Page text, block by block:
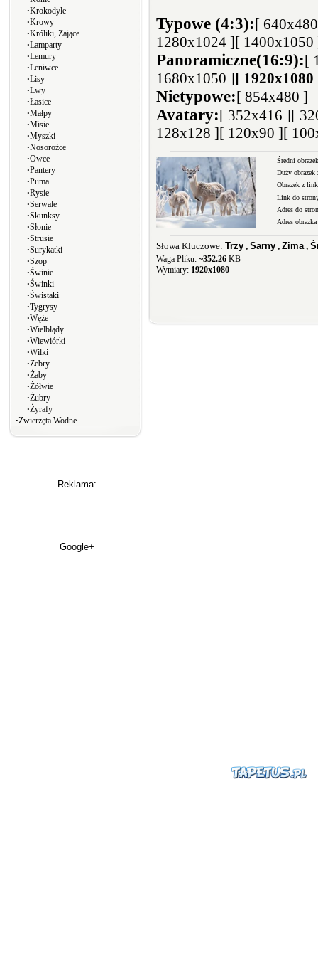
∙Krokodyle
∙Krowy
∙Króliki, Zające
∙Lamparty
∙Lemury
∙Leniwce
∙Lisy
∙Lwy
∙Łasice
∙Małpy
∙Misie
∙Myszki
∙Nosorożce
∙Owce
∙Pantery
∙Puma
∙Rysie
∙Serwale
∙Skunksy
∙Słonie
∙Strusie
∙Surykatki
∙Szop
∙Świnie
∙Świnki
∙Świstaki
∙Tygrysy
∙Węże
∙Wielbłądy
∙Wiewiórki
∙Wilki
∙Zebry
∙Żaby
∙Żółwie
∙Żubry
∙Żyrafy
∙Zwierzęta Wodne
Reklama:
Google+
Typowe (4:3):[
1280x1024 ][ 1400x1050
Panoramiczne(16:9):[
1680x1050 ][ 1920x1080
Nietypowe:[ 854x480 ]
Avatary:[ 352x416 ][
128x128 ][ 120x90 ][
Średni
Duży
Obrazek z
Link do
Adres do
Adres obrazka
Słowa Kluczowe: Trzy , Sarny , Zima ,
Waga Pliku: ~352.26 KB
Wymiary: 1920x1080